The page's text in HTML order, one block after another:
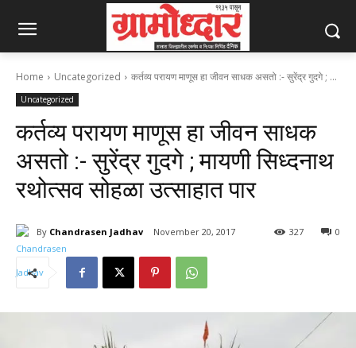
Home Uncategorized कर्तव्य परायण माणूस हा जीवन साधक असतो :- सुरेंद्र गुदगे ; ...
Uncategorized
कर्तव्य परायण माणूस हा जीवन साधक
असतो :- सुरेंद्र गुदगे ; मायणी सिध्दनाथ
रथोत्सव सोहळा उत्साहात पार
By Chandrasen Jadhav November 20, 2017 0
327